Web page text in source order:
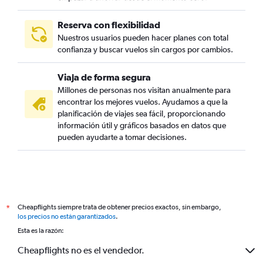
Reserva con flexibilidad
Nuestros usuarios pueden hacer planes con total
confianza y buscar vuelos sin cargos por cambios.
Viaja de forma segura
Millones de personas nos visitan anualmente para
encontrar los mejores vuelos. Ayudamos a que la
planificación de viajes sea fácil, proporcionando
información útil y gráficos basados en datos que
pueden ayudarte a tomar decisiones.
*
Cheapflights siempre trata de obtener precios exactos, sin embargo,
los precios no están garantizados.
Esta es la razón:
Cheapflights no es el vendedor.